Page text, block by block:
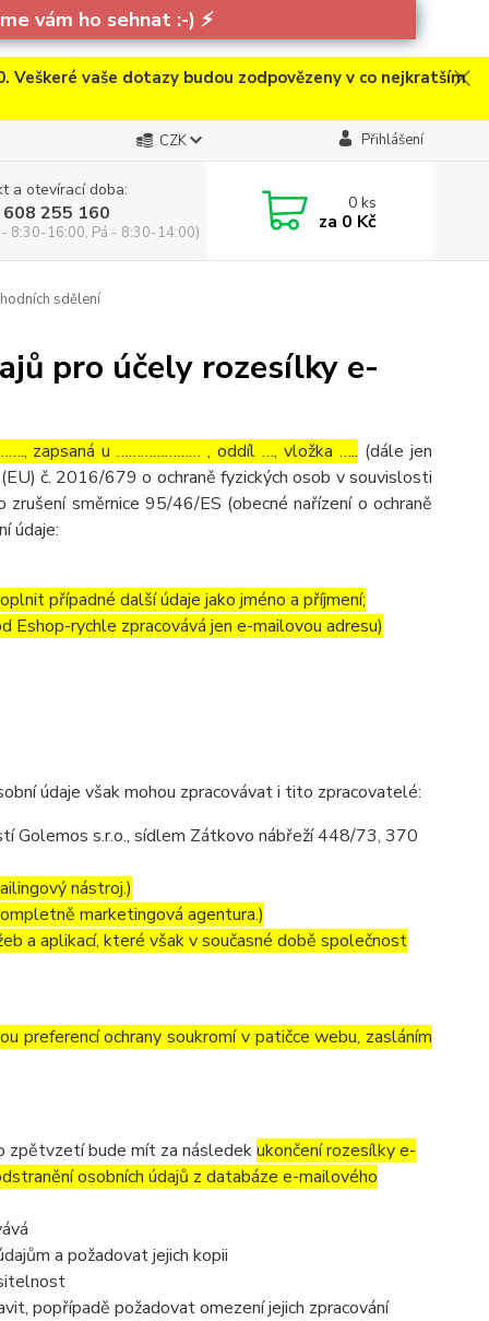
vám ho sehnat :-) ⚡
vaše dotazy budou zodpovězeny v co nejkratším
CZK Přihlášení
a otevírací doba:
255 160
8:30-16:00, Pá - 8:30-14:00)
0ks
za 0 Kč
sdělení
pro účely rozesílky e-
zapsaná u ………………… , oddíl …, vložka ….. (dále jen
č. 2016/679 o ochraně fyzických osob v souvislosti
směrnice 95/46/ES (obecné nařízení o ochraně
údaje:
případné další údaje jako jméno a příjmení;
rychle zpracovává jen e-mailovou adresu)
údaje však mohou zpracovávat i tito zpracovatelé:
Golemos s.r.o., sídlem Zátkovo nábřeží 448/73, 370
nástroj.)
marketingová agentura.)
a aplikací, které však v současné době společnost
preferencí ochrany soukromí v patičce webu, zasláním
zpětvzetí bude mít za následekukončení rozesílky e-
osobních údajů z databáze e-mailového
a požadovat jejich kopii
popřípadě požadovat omezení jejich zpracování